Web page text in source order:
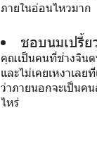
ภายในอ่อนไหวมาก
ชอบนมเปรี้ย
คุณเป็นคนที่ช่างจินต
และไม่เคยเหงาเล
ว่าภายนอกจะเป็นค
ไหร่